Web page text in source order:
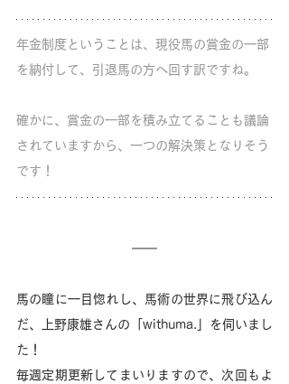
年金制度ということは、現役馬の賞金の一部
を納付して、引退馬の方へ回す訳ですね。
確かに、賞金の一部を積み立てることも議論
されていますから、一つの解決策となりそう
です！
馬の瞳に一目惚れし、馬術の世界に飛び込ん
だ、上野康雄さんの「withuma.」を伺いまし
た！
毎週定期更新してまいりますので、次回もよ